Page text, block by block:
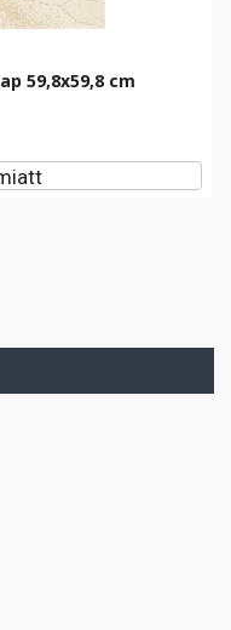
59,8x59,8 cm